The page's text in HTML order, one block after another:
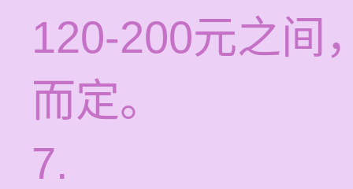
120-200元之间
而定。
7.